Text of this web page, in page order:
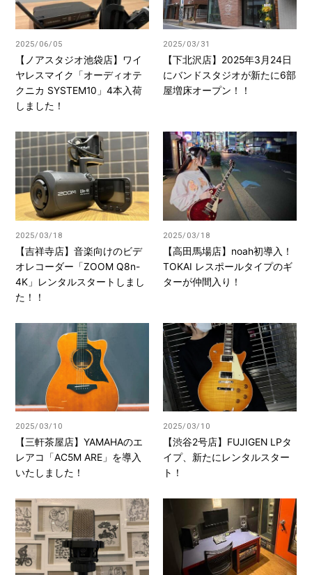
2025/06/05
【ノアスタジオ池袋店】ワイ
ヤレスマイク「オーディオテ
クニカ SYSTEM10」4本入荷
しました！
2025/03/31
【下北沢店】2025年3月24日
にバンドスタジオが新たに6部
屋増床オープン！！
2025/03/18
【吉祥寺店】音楽向けのビデ
オレコーダー「ZOOM Q8n-
4K」レンタルスタートしまし
た！！
2025/03/18
【高田馬場店】noah初導入！
TOKAI レスポールタイプのギ
ターが仲間入り！
2025/03/10
【三軒茶屋店】YAMAHAのエ
レアコ「AC5M ARE」を導入
いたしました！
2025/03/10
【渋谷2号店】FUJIGEN LPタ
イプ、新たにレンタルスター
ト！